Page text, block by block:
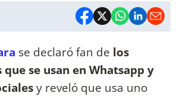
se declaró fan de los
se usan en Whatsapp y
y reveló que usa uno